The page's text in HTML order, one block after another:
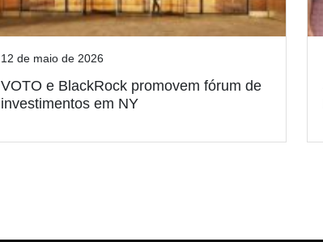
12 de maio de 2026
VOTO e BlackRock promovem fórum de
investimentos em NY